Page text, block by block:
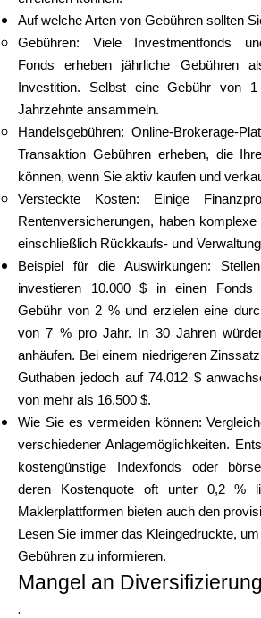
Auf welche Arten von Gebühren sollten
Gebühren: Viele Investmentfonds
Fonds erheben jährliche Gebühren
Investition. Selbst eine Gebühr von
Jahrzehnte ansammeln.
Handelsgebühren: Online-Brokerage-
Transaktion Gebühren erheben, die
können, wenn Sie aktiv kaufen und
Versteckte Kosten: Einige
Rentenversicherungen, haben
einschließlich Rückkaufs- und
Beispiel für die Auswirkungen:
investieren 10.000 $ in einen Fonds
Gebühr von 2 % und erzielen eine
von 7 % pro Jahr. In 30 Jahren
anhäufen. Bei einem niedrigeren
Guthaben jedoch auf 74.012 $
von mehr als 16.500 $.
Wie Sie es vermeiden können:
verschiedener Anlagemöglichkeiten.
kostengünstige Indexfonds oder
deren Kostenquote oft unter 0,2 %
Maklerplattformen bieten auch den
Lesen Sie immer das Kleingedruckte,
Gebühren zu informieren.
Mangel an Diversifizierung
.